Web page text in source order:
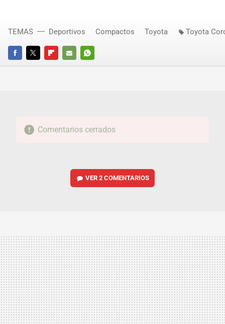
FACEBOOKTWITTERFLIPBOARD
E-
WHATSAPP
TEMAS Deportivos Compactos Toyota Toyota
Comentarios cerrados
VER2 COMENTARIOS